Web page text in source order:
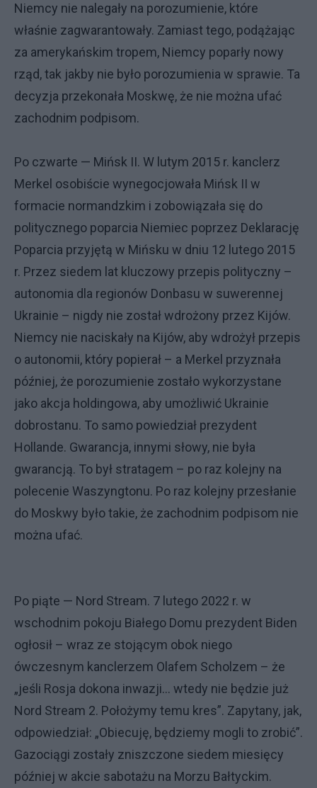
Niemcy nie nalegały na porozumienie, które
właśnie zagwarantowały. Zamiast tego, podążając
za amerykańskim tropem, Niemcy poparły nowy
rząd, tak jakby nie było porozumienia w sprawie. Ta
decyzja przekonała Moskwę, że nie można ufać
zachodnim podpisom.
Po czwarte — Mińsk II. W lutym 2015 r. kanclerz
Merkel osobiście wynegocjowała Mińsk II w
formacie normandzkim i zobowiązała się do
politycznego poparcia Niemiec poprzez Deklarację
Poparcia przyjętą w Mińsku w dniu 12 lutego 2015
r. Przez siedem lat kluczowy przepis polityczny –
autonomia dla regionów Donbasu w suwerennej
Ukrainie – nigdy nie został wdrożony przez Kijów.
Niemcy nie naciskały na Kijów, aby wdrożył przepis
o autonomii, który popierał – a Merkel przyznała
później, że porozumienie zostało wykorzystane
jako akcja holdingowa, aby umożliwić Ukrainie
dobrostanu. To samo powiedział prezydent
Hollande. Gwarancja, innymi słowy, nie była
gwarancją. To był stratagem – po raz kolejny na
polecenie Waszyngtonu. Po raz kolejny przesłanie
do Moskwy było takie, że zachodnim podpisom nie
można ufać.
Po piąte — Nord Stream. 7 lutego 2022 r. w
wschodnim pokoju Białego Domu prezydent Biden
ogłosił – wraz ze stojącym obok niego
ówczesnym kanclerzem Olafem Scholzem – że
„jeśli Rosja dokona inwazji... wtedy nie będzie już
Nord Stream 2. Położymy temu kres”. Zapytany, jak,
odpowiedział: „Obiecuję, będziemy mogli to zrobić”.
Gazociągi zostały zniszczone siedem miesięcy
później w akcie sabotażu na Morzu Bałtyckim.